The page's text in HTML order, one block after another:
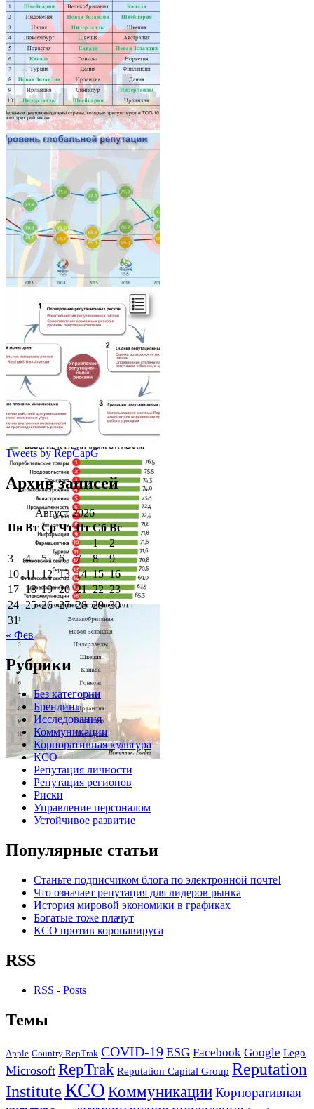
Tweets by RepCapG
Архив записей
Август 2026
Пн Вт Ср Чт Пт Сб Вс
1
2
3
4 5 6 7 8
9
10 11 12 13 14 15 16
17 18 19 20 21 22 23
24 25 26 27 28 29 30
31
« Фев
Рубрики
Без категории
Брендинг
Исследования
Коммуникации
Корпоративная культура
КСО
Репутация личности
Репутация регионов
Риски
Управление персоналом
Устойчивое развитие
Популярные статьи
Станьте подписчиком блога по электронной почте!
Что означает репутация для лидеров рынка
История мировой экономики в графиках
Богатые тоже плачут
КСО против коронавируса
RSS
RSS - Posts
Темы
Apple Country RepTrak COVID-19 ESG Facebook Google Lego
Microsoft RepTrak Reputation Capital Group Reputation
InstituteКСО КоммуникацииКорпоративная